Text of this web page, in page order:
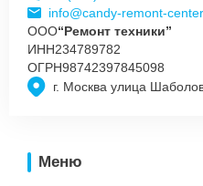
г. Москва улица
info@candy-remont-
ООО“Ремонт техники”
ИНН234789782
ОГРН98742397845098
Меню